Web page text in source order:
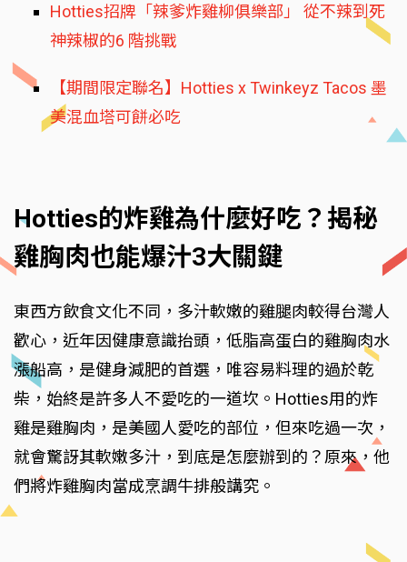
Hotties招牌「辣爹炸雞柳俱樂部」 從不辣到死
神辣椒的6 階挑戰
【期間限定聯名】Hotties x Twinkeyz Tacos 墨
美混血塔可餅必吃
Hotties的炸雞為什麼好吃？揭秘
雞胸肉也能爆汁3大關鍵
東西方飲食文化不同，多汁軟嫩的雞腿肉較得台灣人
歡心，近年因健康意識抬頭，低脂高蛋白的雞胸肉水
漲船高，是健身減肥的首選，唯容易料理的過於乾
柴，始終是許多人不愛吃的一道坎。Hotties用的炸
雞是雞胸肉，是美國人愛吃的部位，但來吃過一次，
就會驚訝其軟嫩多汁，到底是怎麼辦到的？原來，他
們將炸雞胸肉當成烹調牛排般講究。